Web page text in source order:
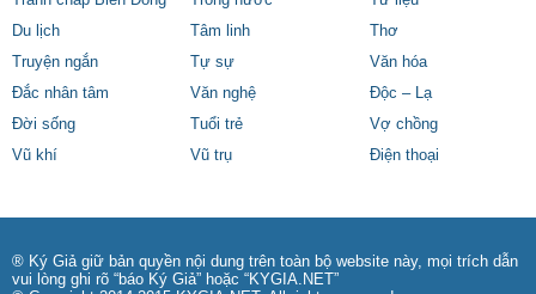
Du lịch
Tâm linh
Thơ
Truyện ngắn
Tự sự
Văn hóa
Đắc nhân tâm
Văn nghệ
Độc – Lạ
Đời sống
Tuổi trẻ
Vợ chồng
Vũ khí
Vũ trụ Điện thoại
® Ký Giả giữ bản quyền nội dung trên toàn bộ website này, mọi trích dẫn
vui lòng ghi rõ “báo Ký Giả” hoặc “KYGIA.NET”